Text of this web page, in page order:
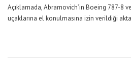
Açıklamada, Abramovich’in Boeing 787-8
uçaklarına el konulmasına izin verildiği